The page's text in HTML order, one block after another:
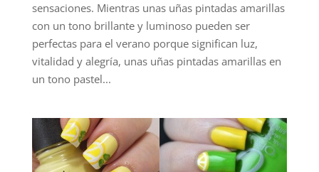
sensaciones. Mientras unas uñas pintadas amarillas
con un tono brillante y luminoso pueden ser
perfectas para el verano porque significan luz,
vitalidad y alegría, unas uñas pintadas amarillas en
un tono pastel...